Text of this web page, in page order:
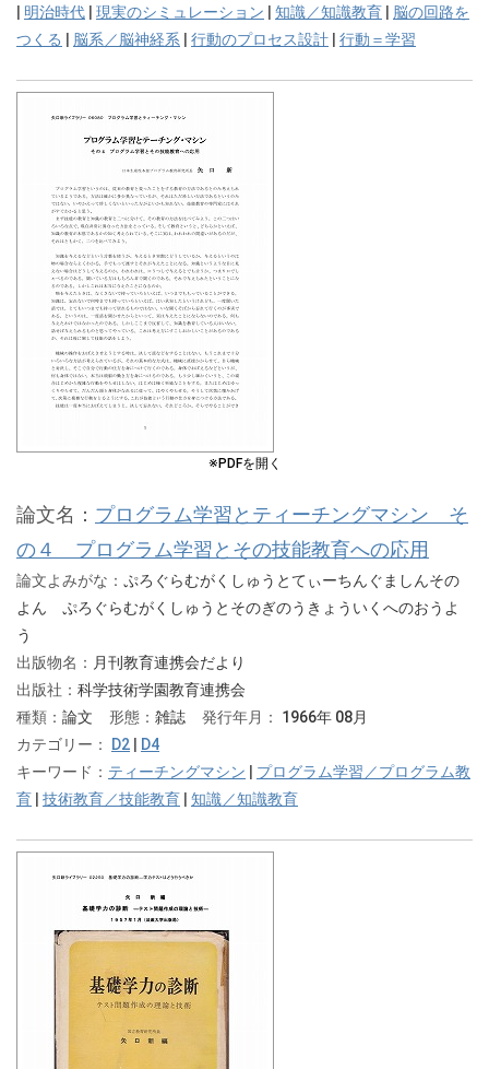
明治時代 現実のシミュレーション 知識／知識教育
脳の回路を
つくる
脳系／脳神経系 行動のプロセス設計 行動＝学習
※PDFを開く
論文名： プログラム学習とティーチングマシン そ
の４ プログラム学習とその技能教育への応用
論文よみがな： ぷろぐらむがくしゅうとてぃーちんぐましんその
よん ぷろぐらむがくしゅうとそのぎのうきょういくへのおうよ
う
出版物名： 月刊教育連携会だより
出版社： 科学技術学園教育連携会
種類： 論文 形態： 雑誌 発行年月：
1966年 08月
カテゴリー：
D2
D4
キーワード： ティーチングマシン
プログラム学習／プログラム教
育
技術教育／技能教育 知識／知識教育